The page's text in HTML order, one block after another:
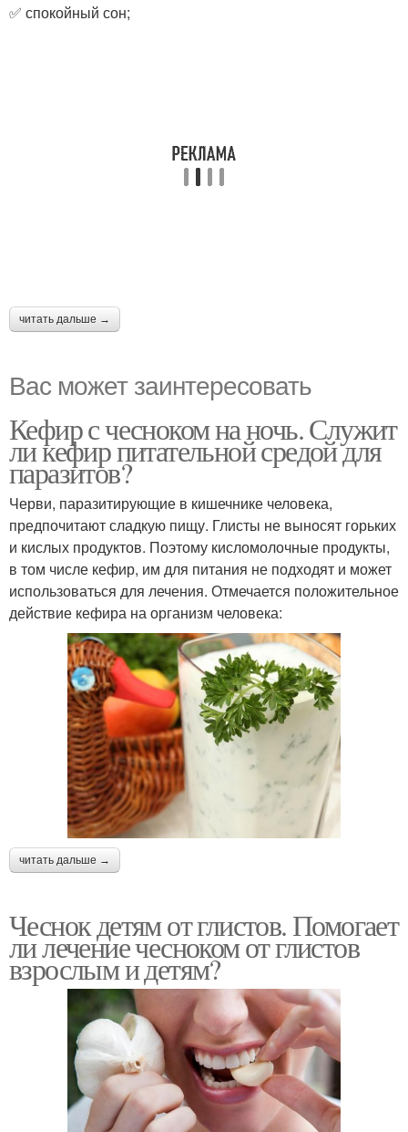
✅ спокойный сон;
читать дальше →
Вас может заинтересовать
Кефир с чесноком на ночь. Служит
ли кефир питательной средой для
паразитов?
Черви, паразитирующие в кишечнике человека,
предпочитают сладкую пищу. Глисты не выносят горьких
и кислых продуктов. Поэтому кисломолочные продукты,
в том числе кефир, им для питания не подходят и может
использоваться для лечения. Отмечается положительное
действие кефира на организм человека:
читать дальше →
Чеснок детям от глистов. Помогает
ли лечение чесноком от глистов
взрослым и детям?